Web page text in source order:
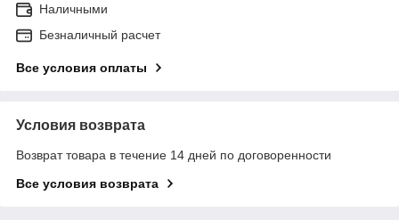
Наличными
Безналичный расчет
Все условия оплаты
Условия возврата
Возврат товара в течение 14 дней по договоренности
Все условия возврата